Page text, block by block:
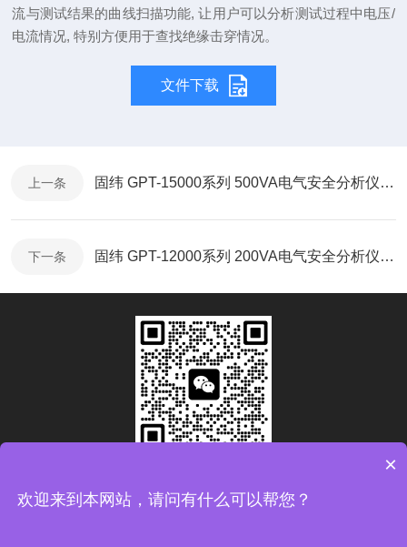
流与测试结果的曲线扫描功能, 让用户可以分析测试过程中电压/
电流情况, 特别方便用于查找绝缘击穿情况。
文件下载
上一条 固纬 GPT-15000系列 500VA电气安全分析仪-产品折页
下一条 固纬 GPT-12000系列 200VA电气安全分析仪-产品折页
×
欢迎来到本网站，请问有什么可以帮您？